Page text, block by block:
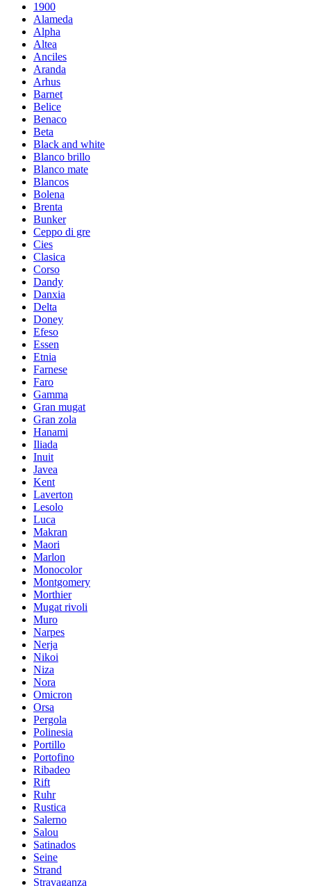
1900
Alameda
Alpha
Altea
Anciles
Aranda
Arhus
Barnet
Belice
Benaco
Beta
Black and white
Blanco brillo
Blanco mate
Blancos
Bolena
Brenta
Bunker
Ceppo di gre
Cies
Clasica
Corso
Dandy
Danxia
Delta
Doney
Efeso
Essen
Etnia
Farnese
Faro
Gamma
Gran mugat
Gran zola
Hanami
Iliada
Inuit
Javea
Kent
Laverton
Lesolo
Luca
Makran
Maori
Marlon
Monocolor
Montgomery
Morthier
Mugat rivoli
Muro
Narpes
Nerja
Nikoi
Niza
Nora
Omicron
Orsa
Pergola
Polinesia
Portillo
Portofino
Ribadeo
Rift
Ruhr
Rustica
Salerno
Salou
Satinados
Seine
Strand
Stravaganza